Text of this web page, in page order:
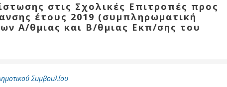
στις Σχολικές Επιτροπές προς
έτους 2019 (συμπληρωματική
Α/θμιας και Β/θμιας Εκπ/σης του
Συμβουλίου